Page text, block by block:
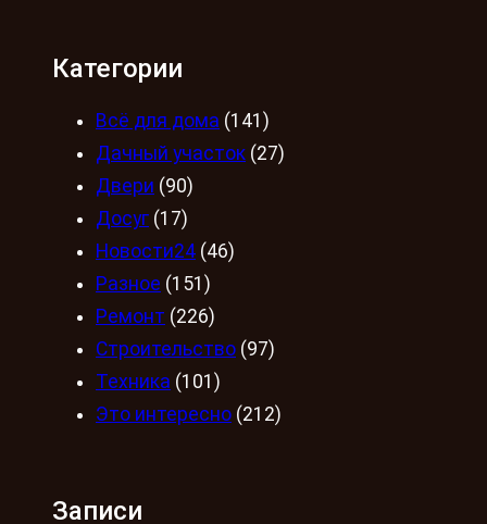
Категории
Всё для дома (141)
Дачный участок (27)
Двери (90)
Досуг (17)
Новости24 (46)
Разное (151)
Ремонт (226)
Строительство (97)
Техника (101)
Это интересно (212)
Записи